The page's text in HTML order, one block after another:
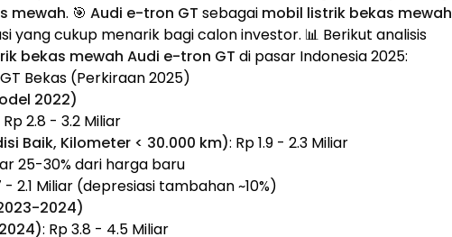
mewah. 🎯 Audi e-tron GT sebagai mobil listrik bekas mewah
yang cukup menarik bagi calon investor. 📊 Berikut analisis
bekas mewah Audi e-tron GT di pasar Indonesia 2025:
Bekas (Perkiraan 2025)
2022)
Rp 2.8 - 3.2 Miliar
Baik, Kilometer < 30.000 km): Rp 1.9 - 2.3 Miliar
25-30% dari harga baru
- 2.1 Miliar (depresiasi tambahan ~10%)
2024)
: Rp 3.8 - 4.5 Miliar